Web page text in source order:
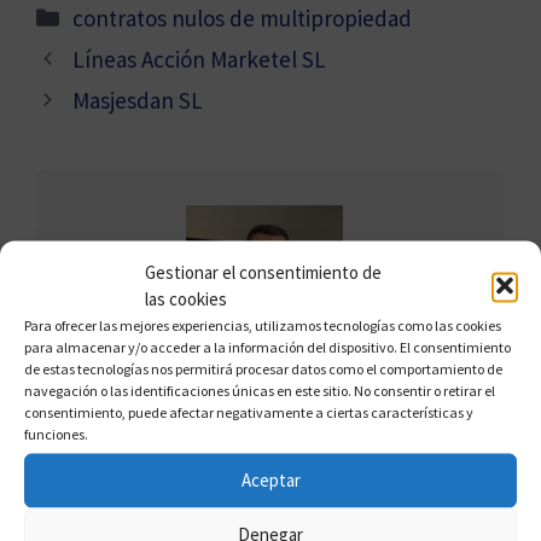
Gestionar el consentimiento de
las cookies
Para ofrecer las mejores experiencias, utilizamos tecnologías como las cookies
para almacenar y/o acceder a la información del dispositivo. El consentimiento
de estas tecnologías nos permitirá procesar datos como el comportamiento de
navegación o las identificaciones únicas en este sitio. No consentir o retirar el
consentimiento, puede afectar negativamente a ciertas características y
funciones.
Aceptar
Denegar
Categorías
contratos nulos de multipropiedad
Líneas Acción Marketel SL
Masjesdan SL
FRANCISCO CLAROS
"Defensor del Multipropietario", es un
experto en multipropiedad con amplia